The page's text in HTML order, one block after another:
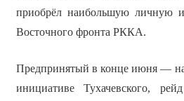
приобрёл наибольшую личную
Восточного фронта РККА.
Предпринятый в конце июня —
инициативе Тухачевского,